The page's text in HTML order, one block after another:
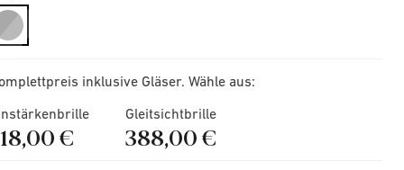
selected
inklusive Gläser. Wähle aus:
€
Gleitsichtbrille
388,00 €